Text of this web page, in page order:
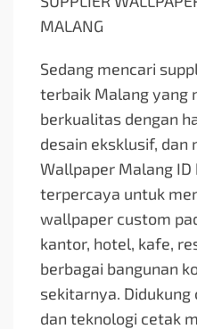
MALANG
Sedang mencari
terbaik Malang yang
berkualitas dengan
desain eksklusif,
Wallpaper Malang ID
terpercaya untuk
wallpaper custom
kantor, hotel, kafe,
berbagai bangunan
sekitarnya.
dan teknologi cetak